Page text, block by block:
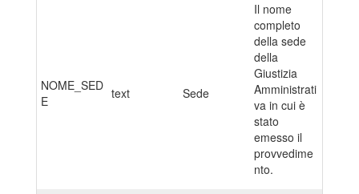
NOME_SED
E
text Sede
Il nome
completo
della sede
della
Giustizia
Amministrati
va in cui è
stato
emesso il
provvedime
nto.